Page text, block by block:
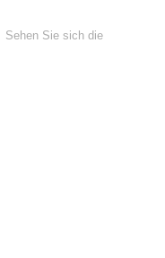
Sehen Sie sich die